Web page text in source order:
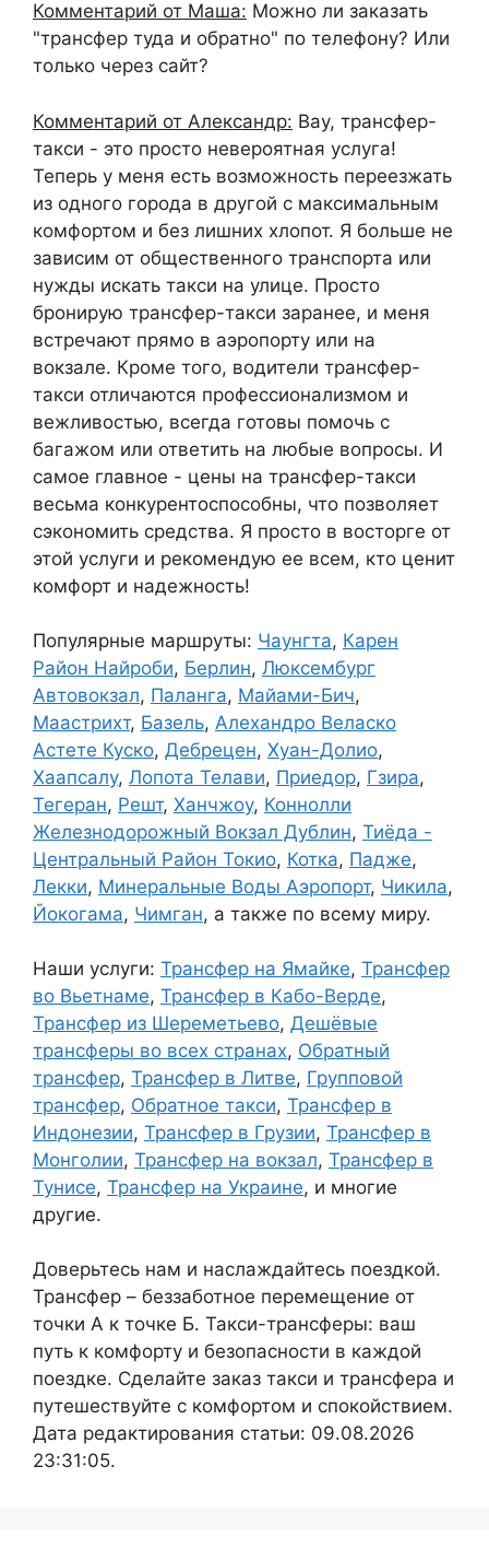
Комментарий от Маша: Можно ли заказать
"трансфер туда и обратно" по телефону? Или
только через сайт?
Комментарий от Александр: Вау, трансфер-
такси - это просто невероятная услуга!
Теперь у меня есть возможность переезжать
из одного города в другой с максимальным
комфортом и без лишних хлопот. Я больше не
зависим от общественного транспорта или
нужды искать такси на улице. Просто
бронирую трансфер-такси заранее, и меня
встречают прямо в аэропорту или на
вокзале. Кроме того, водители трансфер-
такси отличаются профессионализмом и
вежливостью, всегда готовы помочь с
багажом или ответить на любые вопросы. И
самое главное - цены на трансфер-такси
весьма конкурентоспособны, что позволяет
сэкономить средства. Я просто в восторге от
этой услуги и рекомендую ее всем, кто ценит
комфорт и надежность!
Популярные маршруты: Чаунгта, Карен
Район Найроби, Берлин, Люксембург
Автовокзал, Паланга, Майами-Бич,
Маастрихт, Базель, Алехандро Веласко
Астете Куско, Дебрецен, Хуан-Долио,
Хаапсалу, Лопота Телави, Приедор, Гзира,
Тегеран, Решт, Ханчжоу, Коннолли
Железнодорожный Вокзал Дублин, Тиёда -
Центральный Район Токио, Котка, Падже,
Лекки, Минеральные Воды Аэропорт, Чикила,
Йокогама, Чимган, а также по всему миру.
Наши услуги: Трансфер на Ямайке, Трансфер
во Вьетнаме, Трансфер в Кабо-Верде,
Трансфер из Шереметьево, Дешёвые
трансферы во всех странах, Обратный
трансфер, Трансфер в Литве, Групповой
трансфер, Обратное такси, Трансфер в
Индонезии, Трансфер в Грузии, Трансфер в
Монголии, Трансфер на вокзал, Трансфер в
Тунисе, Трансфер на Украине, и многие
другие.
Доверьтесь нам и наслаждайтесь поездкой.
Трансфер – беззаботное перемещение от
точки А к точке Б. Такси-трансферы: ваш
путь к комфорту и безопасности в каждой
поездке. Сделайте заказ такси и трансфера и
путешествуйте с комфортом и спокойствием.
Дата редактирования статьи: 09.08.2026
23:31:05.